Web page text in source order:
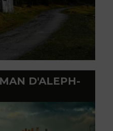
D'ALEPH-